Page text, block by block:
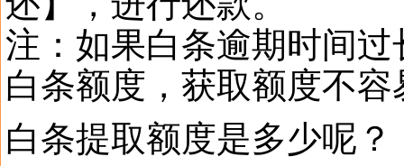
注：如果白条逾期时间
白条额度，获取额度不
白条提取额度是多少呢？